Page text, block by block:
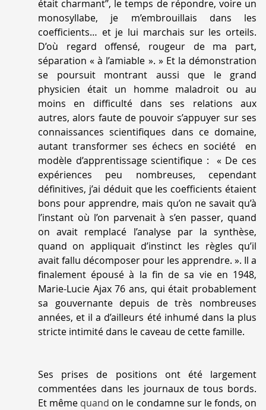
était charmant’’, le temps de répondre, voire un
monosyllabe, je m’embrouillais dans les
coefficients… et je lui marchais sur les orteils.
D’où regard offensé, rougeur de ma part,
séparation « à l’amiable ». » Et la démonstration
se poursuit montrant aussi que le grand
physicien était un homme maladroit ou au
moins en difficulté dans ses relations aux
autres, alors faute de pouvoir s’appuyer sur ses
connaissances scientifiques dans ce domaine,
autant transformer ses échecs en société en
modèle d’apprentissage scientifique : « De ces
expériences peu nombreuses, cependant
définitives, j’ai déduit que les coefficients étaient
bons pour apprendre, mais qu’on ne savait qu’à
l’instant où l’on parvenait à s’en passer, quand
on avait remplacé l’analyse par la synthèse,
quand on appliquait d’instinct les règles qu’il
avait fallu décomposer pour les apprendre. ». Il a
finalement épousé à la fin de sa vie en 1948,
Marie-Lucie Ajax 76 ans, qui était probablement
sa gouvernante depuis de très nombreuses
années, et il a d’ailleurs été inhumé dans la plus
stricte intimité dans le caveau de cette famille.
Ses prises de positions ont été largement
commentées dans les journaux de tous bords.
Et même quand on le condamne sur le fonds, on